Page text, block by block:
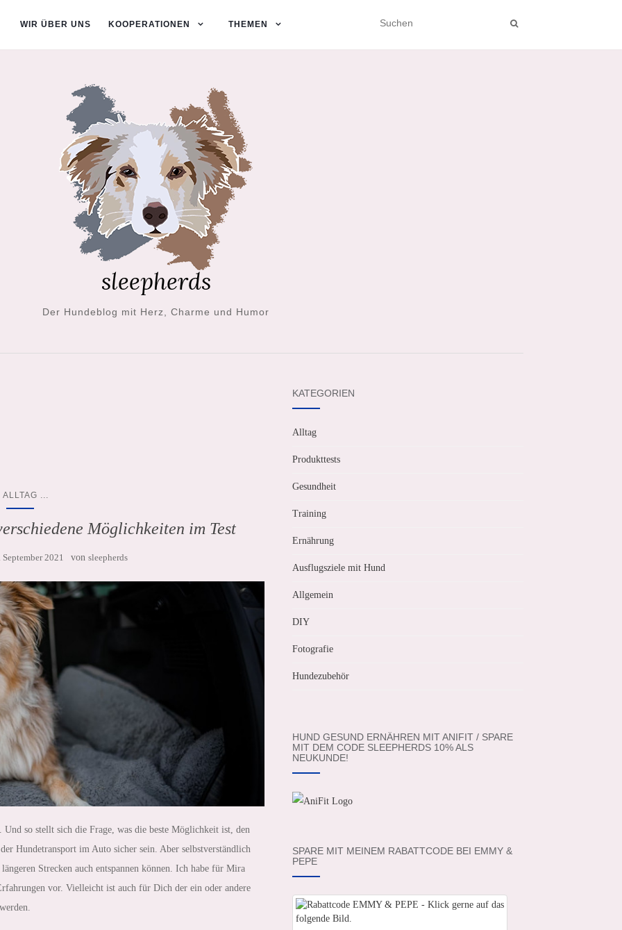
WIR ÜBER UNS KOOPERATIONEN THEMEN
Der Hundeblog mit Herz, Charme und Humor
ALLTAG ...
Möglichkeiten im Test
September 2021 von sleepherds
so stellt sich die Frage, was die beste Möglichkeit ist, den
Hundetransport im Auto sicher sein. Aber selbstverständlich
Strecken auch entspannen können. Ich habe für Mira
vor. Vielleicht ist auch für Dich der ein oder andere
KATEGORIEN
Alltag
Produkttests
Gesundheit
Training
Ernährung
Ausflugsziele mit Hund
Allgemein
DIY
Fotografie
Hundezubehör
HUND GESUND ERNÄHREN MIT ANIFIT / SPARE
MIT DEM CODE SLEEPHERDS 10% ALS
NEUKUNDE!
SPARE MIT MEINEM RABATTCODE BEI EMMY &
PEPE